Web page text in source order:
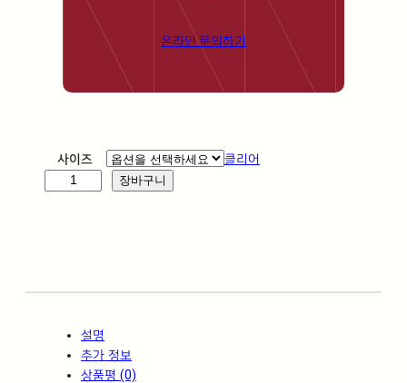
온라인 문의하기
사이즈
클리어
장바구니
설명
추가 정보
상품평 (0)